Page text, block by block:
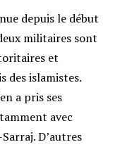
depuis le début
militaires sont
et
des islamistes.
a pris ses
avec
D’autres